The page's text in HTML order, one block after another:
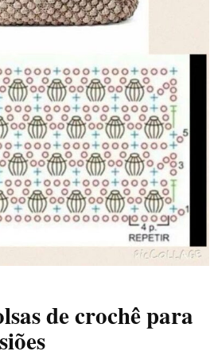
de crochê para